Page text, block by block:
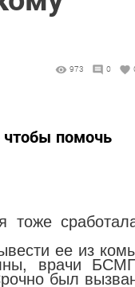
973 0
чтобы помочь
тоже
ее из
врачи
был